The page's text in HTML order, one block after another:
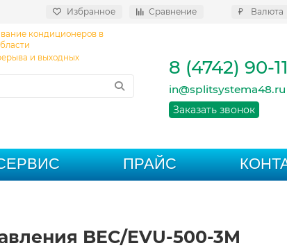
Избранное Сравнение ₽ Валюта
кондиционеров в
и выходных
8 (4742) 90-
in@splitsystema48.ru
Заказать звонок
ПРАЙС
BEC/EVU-500-3M